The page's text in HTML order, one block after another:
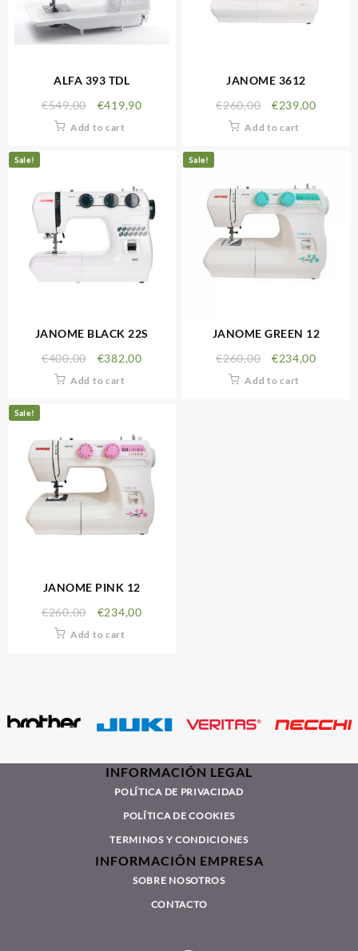
ALFA 393 TDL
€549,00 €419,90
Add to cart
JANOME 3612
€260,00 €239,00
Add to cart
Sale!
JANOME BLACK 22S
€400,00 €382,00
Add to cart
Sale!
JANOME GREEN 12
€260,00 €234,00
Add to cart
Sale!
JANOME PINK 12
€260,00 €234,00
Add to cart
INFORMACIÓN LEGAL
POLÍTICA DE PRIVACIDAD
POLÍTICA DE COOKIES
TERMINOS Y CONDICIONES
INFORMACIÓN EMPRESA
SOBRE NOSOTROS
CONTACTO